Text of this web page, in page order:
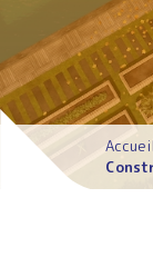
Accueil